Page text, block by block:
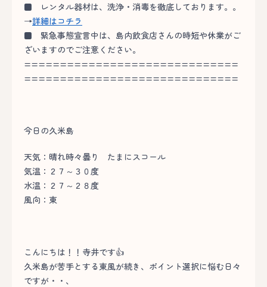
■ レンタル器材は、洗浄・消毒を徹底しております。。
→詳細はコチラ
■ 緊急事態宣言中は、島内飲食店さんの時短や休業がご
ざいますのでご注意ください。
==============================
==============================
今日の久米島
天気：晴れ時々曇り たまにスコール
気温：２７～３０度
水温：２７～２８度
風向：東
こんにちは！！寺井です👍
久米島が苦手とする東風が続き、ポイント選択に悩む日々
ですが・・、